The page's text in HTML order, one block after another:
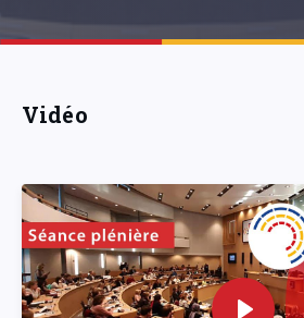
Vidéo